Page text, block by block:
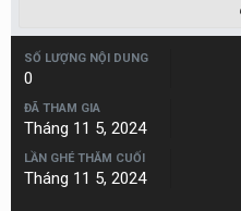
SỐ LƯỢNG NỘI DUNG
0
ĐÃ THAM GIA
Tháng 11 5, 2024
LẦN GHÉ THĂM CUỐI
Tháng 11 5, 2024